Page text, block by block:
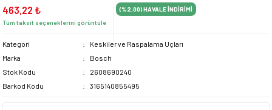
463,22 ₺
Tüm taksit seçeneklerini görüntüle
(%2,00)HAVALE İNDİRİMİ
Kategori
Keskiler ve Raspalama Uçları
Marka
Bosch
Stok Kodu
2608690240
Barkod Kodu
3165140855495